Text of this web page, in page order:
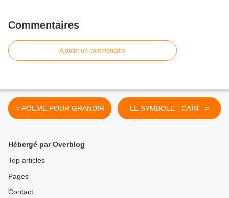
Commentaires
Ajouter un commentaire
< POEME POUR GRANDIR LE SYMBOLE - CAÏN - >
Hébergé par Overblog
Top articles
Pages
Contact